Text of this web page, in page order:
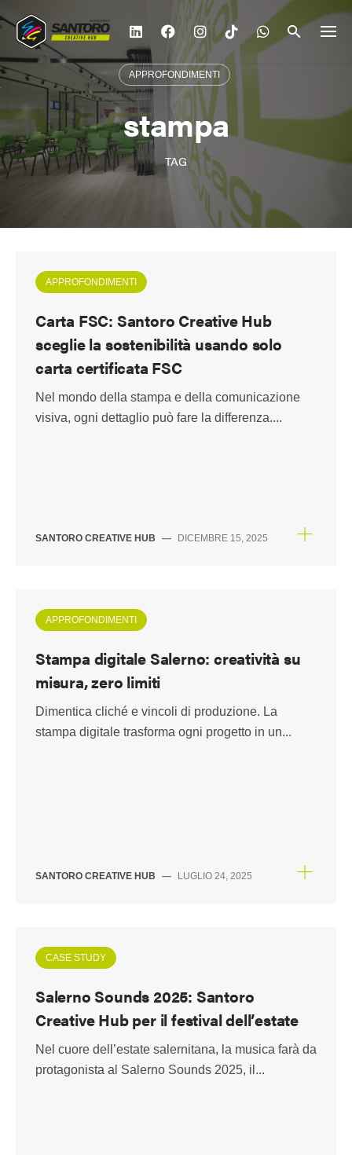
al
contenuto
APPROFONDIMENTI
stampa
TAG
APPROFONDIMENTI
Carta FSC: Santoro Creative Hub
sceglie la sostenibilità usando solo
carta certificata FSC
Nel mondo della stampa e della comunicazione
visiva, ogni dettaglio può fare la differenza....
SANTORO CREATIVE HUB — DICEMBRE 15, 2025
APPROFONDIMENTI
Stampa digitale Salerno: creatività su
misura, zero limiti
Dimentica cliché e vincoli di produzione. La
stampa digitale trasforma ogni progetto in un...
SANTORO CREATIVE HUB — LUGLIO 24, 2025
CASE STUDY
Salerno Sounds 2025: Santoro
Creative Hub per il festival dell’estate
Nel cuore dell’estate salernitana, la musica farà da
protagonista al Salerno Sounds 2025, il...